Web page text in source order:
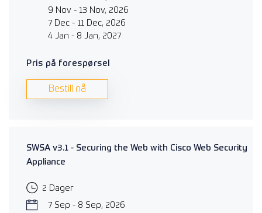
9 Nov - 13 Nov, 2026
7 Dec - 11 Dec, 2026
4 Jan - 8 Jan, 2027
Pris på forespørsel
Bestill nå
SWSA v3.1 - Securing the Web with Cisco Web Security
Appliance
2 Dager
7 Sep - 8 Sep, 2026